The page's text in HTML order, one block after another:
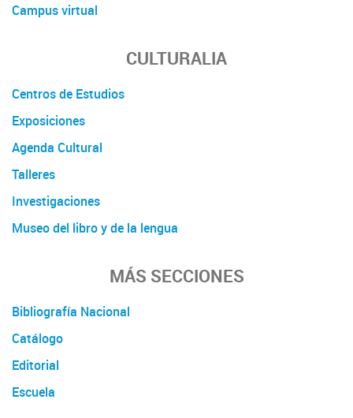
Campus virtual
CULTURALIA
Centros de Estudios
Exposiciones
Agenda Cultural
Talleres
Investigaciones
Museo del libro y de la lengua
MÁS SECCIONES
Bibliografía Nacional
Catálogo
Editorial
Escuela